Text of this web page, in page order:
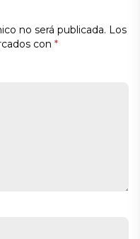
no será publicada. Los
con *